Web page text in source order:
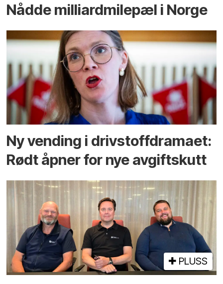
Nådde milliard­­milepæl i Norge
Ny vending i drivstoffdramaet:
Rødt åpner for nye avgiftskutt
PLUSS